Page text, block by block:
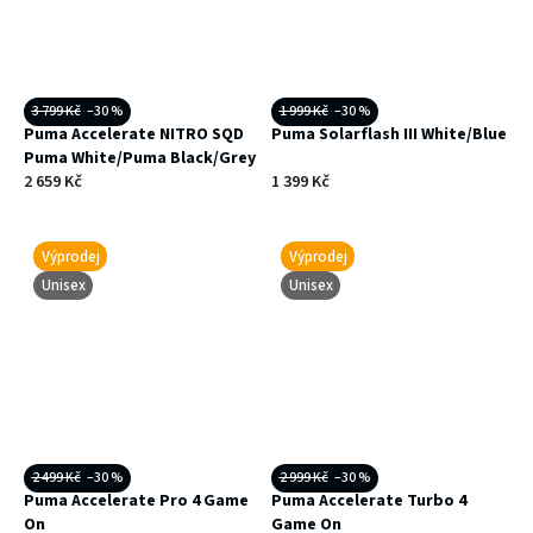
3 799 Kč –30 %
Puma Accelerate NITRO SQD
Puma White/Puma Black/Grey
2 659 Kč
1 999 Kč –30 %
Puma Solarflash III White/Blue
1 399 Kč
Výprodej
Unisex
2 499 Kč –30 %
Puma Accelerate Pro 4 Game
On
Výprodej
Unisex
2 999 Kč –30 %
Puma Accelerate Turbo 4
Game On